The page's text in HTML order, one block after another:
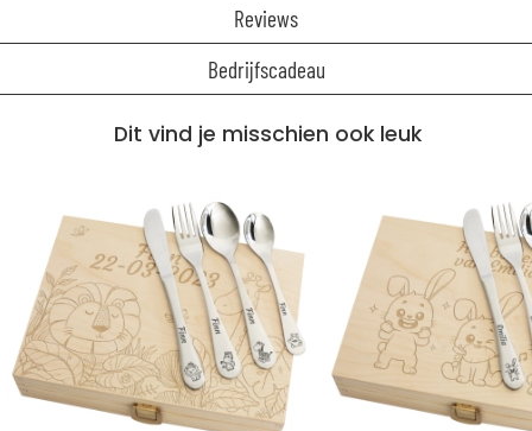
Reviews
Bedrijfscadeau
Dit vind je misschien ook leuk